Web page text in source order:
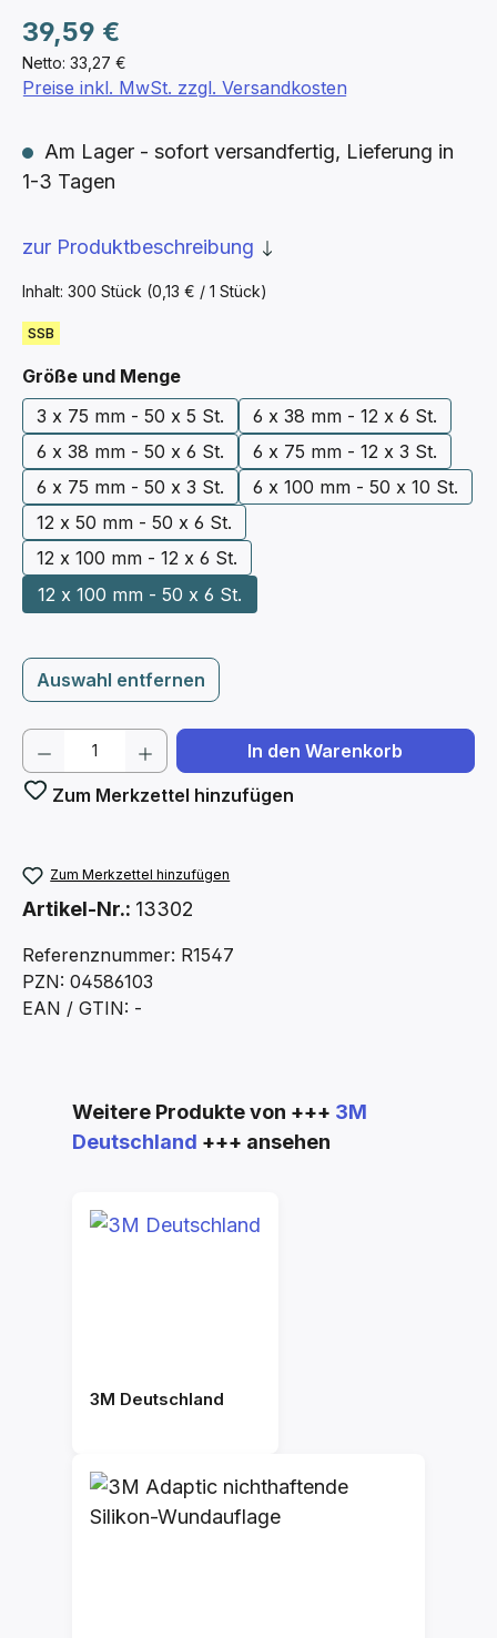
Netto: 33,27 €
Regulärer Preis:
39,59 €
Inhalt: 300 Stück (0,13 € / 1 Stück)
Preise inkl. MwSt. zzgl. Versandkosten
Am Lager - sofort versandfertig, Lieferung in
1-3 Tagen
SSB
zur Produktbeschreibung
Größe und Mengeauswählen
3 x 75 mm - 50 x 5 St.
6 x 38 mm - 12 x 6 St.
6 x 38 mm - 50 x 6 St.
6 x 75 mm - 12 x 3 St.
6 x 75 mm - 50 x 3 St.
6 x 100 mm - 50 x 10 St.
12 x 50 mm - 50 x 6 St.
12 x 100 mm - 12 x 6 St.
12 x 100 mm - 50 x 6 St.
Auswahl entfernen
Produkt Anzahl: Gib den gewünschten
In den Warenkorb
Zum Merkzettel hinzufügen
Zum Merkzettel hinzufügen
Artikel-Nr.: 13302
Referenznummer: R1547
PZN: 04586103
EAN / GTIN: -
Produktgalerie überspringen
Weitere Produkte von +++ 3M
Deutschland +++ ansehen
3M Deutschland